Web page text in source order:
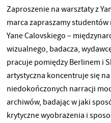
Zaproszenie na warsztaty z
marca zapraszamy
Yane Calovskiego –
wizualnego, badacza,
pracuje pomiędzy Berlinem i
artystyczna koncentruje się
niedokończonych narracji
archiwów, badając w jaki
krytyczne wyobrażenia i